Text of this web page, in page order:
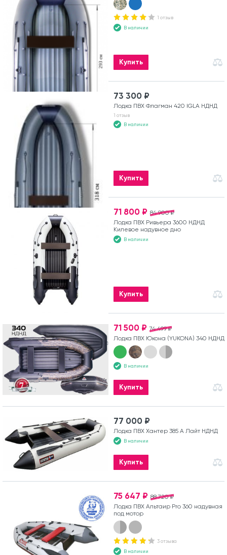
1 отзыв
В наличии
Купить
73 300 ₽
Лодка ПВХ Флагман 420 IGLA НДНД
1 отзыв
В наличии
Купить
84 900 ₽
71 800 ₽
Лодка ПВХ Ривьера 3600 НДНД
Килевое надувное дно
В наличии
Купить
74 499 ₽
71 500 ₽
Лодка ПВХ Юкона (YUKONA) 340 НДНД
В наличии
Купить
77 000 ₽
Лодка ПВХ Хантер 385 А Лайт НДНД
В наличии
Купить
88 720 ₽
75 647 ₽
Лодка ПВХ Альтаир Pro 360 надувная
под мотор
3 отзыва
В наличии